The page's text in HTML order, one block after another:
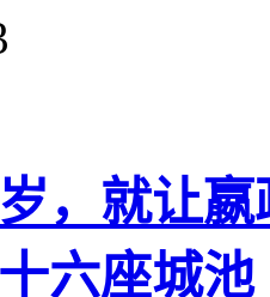
，就让
六座城池